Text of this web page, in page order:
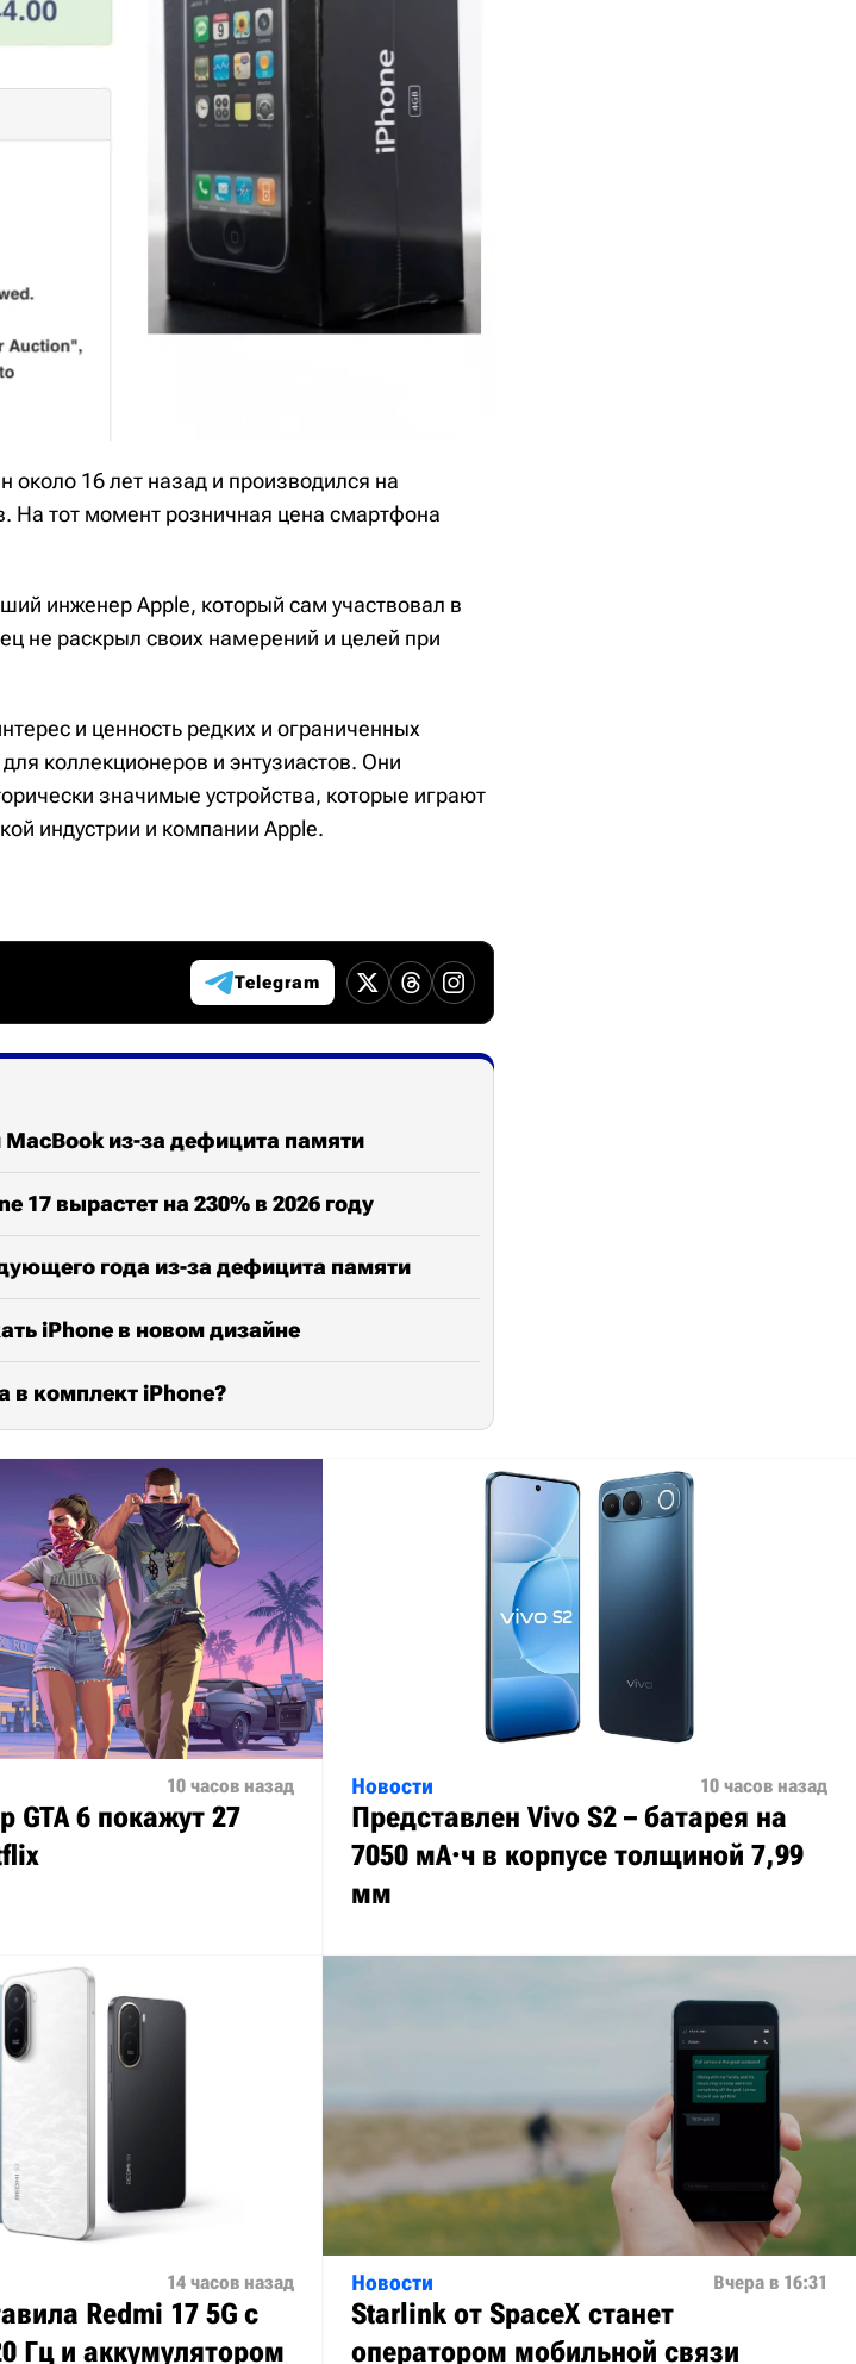
16 лет назад и производился на
На тот момент розничная цена смартфона
инженер Apple, который сам участвовал в
не раскрыл своих намерений и целей при
и ценность редких и ограниченных
коллекционеров и энтузиастов. Они
значимые устройства, которые играют
индустрии и компании Apple.
Telegram
из-за дефицита памяти
17 вырастет на 230% в 2026 году
года из-за дефицита памяти
iPhone в новом дизайне
в комплект iPhone?
10 часов назад
GTA 6 покажут 27
Новости 10 часов назад
Представлен Vivo S2 – батарея на
7050 мА·ч в корпусе толщиной 7,99
мм
14 часов назад
Redmi 17 5G с
Гц и аккумулятором
Новости Вчера в 16:31
Starlink от SpaceX станет
оператором мобильной связи